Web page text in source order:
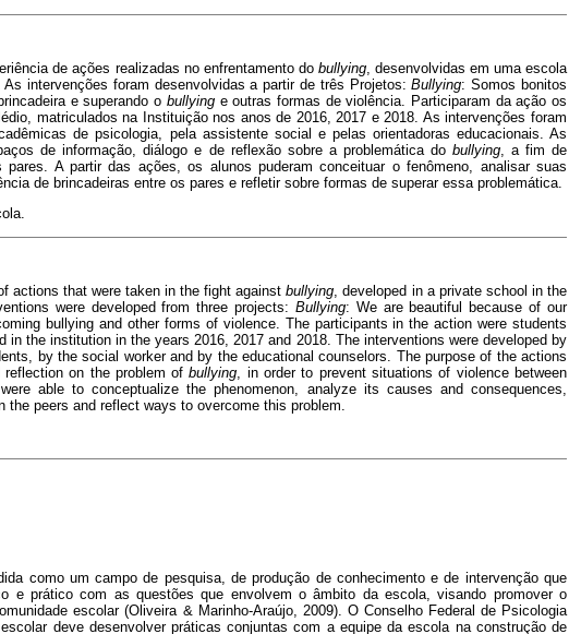
de ações realizadas no enfrentamento do bullying, desenvolvidas em uma escola
intervenções foram desenvolvidas a partir de três Projetos:Bullying: Somos bonitos
e superando o bullyinge outras formas de violência. Participaram da ação os
matriculados na Instituição nos anos de 2016, 2017 e 2018. As intervenções foram
de psicologia, pela assistente social e pelas orientadoras educacionais. As
de informação, diálogo e de reflexão sobre a problemática do bullying, a fim de
A partir das ações, os alunos puderam conceituar o fenômeno, analisar suas
de brincadeiras entre os pares e refletir sobre formas de superar essa problemática.
actions that were taken in the fight againstbullying , developed in a private school in the
were developed from three projects: Bullying: We are beautiful because of our
bullying and other forms of violence. The participants in the action were students
in the institution in the years 2016, 2017 and 2018. The interventions were developed by
by the social worker and by the educational counselors. The purpose of the actions
reflection on the problem ofbullying , in order to prevent situations of violence between
able to conceptualize the phenomenon, analyze its causes and consequences,
peers and reflect ways to overcome this problem.
como um campo de pesquisa, de produção de conhecimento e de intervenção que
e prático com as questões que envolvem o âmbito da escola, visando promover o
escolar (Oliveira & Marinho-Araújo, 2009). O Conselho Federal de Psicologia
deve desenvolver práticas conjuntas com a equipe da escola na construção de